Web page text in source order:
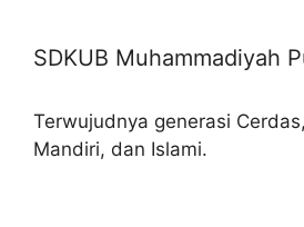
SDKUB Muhammadiyah
Terwujudnya generasi
Mandiri, dan Islami.